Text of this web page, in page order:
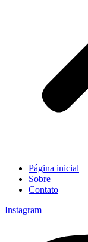
Página inicial
Sobre
Contato
Instagram